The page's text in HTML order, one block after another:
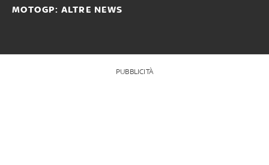
MOTOGP: ALTRE NEWS
PUBBLICITÀ